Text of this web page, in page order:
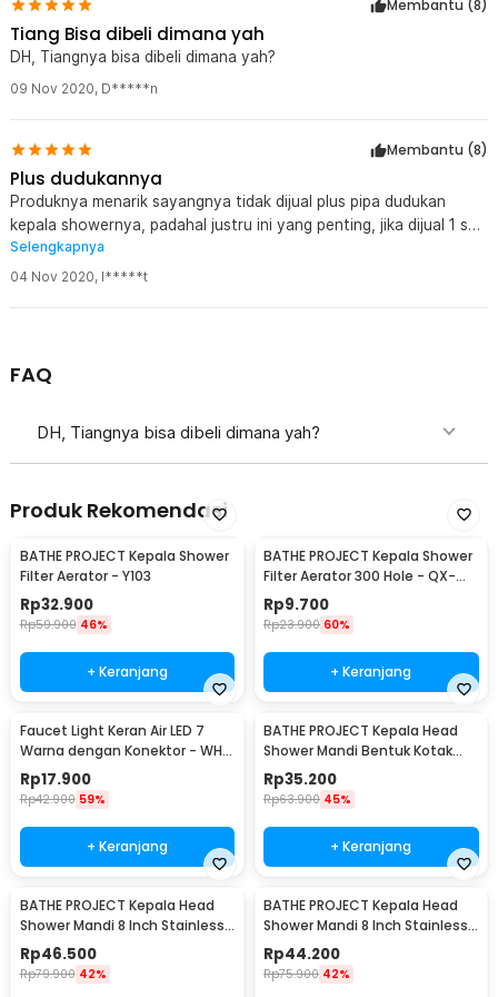
Membantu (8)
Tiang Bisa dibeli dimana yah
DH, Tiangnya bisa dibeli dimana yah?
09 Nov 2020, D*****n
Membantu (8)
Plus dudukannya
Produknya menarik sayangnya tidak dijual plus pipa dudukan
kepala showernya, padahal justru ini yang penting, jika dijual 1 set
mungkin malah lebih laku
Selengkapnya
04 Nov 2020, I*****t
FAQ
DH, Tiangnya bisa dibeli dimana yah?
Produk Rekomendasi
BATHE PROJECT Kepala Shower
Filter Aerator - Y103
Rp32.900
Rp59.900 46%
+ Keranjang
BATHE PROJECT Kepala Shower
Filter Aerator 300 Hole - QX-
FL998
Rp9.700
Rp23.900 60%
+ Keranjang
Faucet Light Keran Air LED 7
Warna dengan Konektor - WH-
F03
Rp17.900
Rp42.900 59%
+ Keranjang
BATHE PROJECT Kepala Head
Shower Mandi Bentuk Kotak
8Inch 305gr - MK-701
Rp35.200
Rp63.900 45%
+ Keranjang
BATHE PROJECT Kepala Head
Shower Mandi 8 Inch Stainless
Steel Kotak - ADQ0098
Rp46.500
Rp79.900 42%
BATHE PROJECT Kepala Head
Shower Mandi 8 Inch Stainless
Steel Bulat - ADQ0098
Rp44.200
Rp75.900 42%